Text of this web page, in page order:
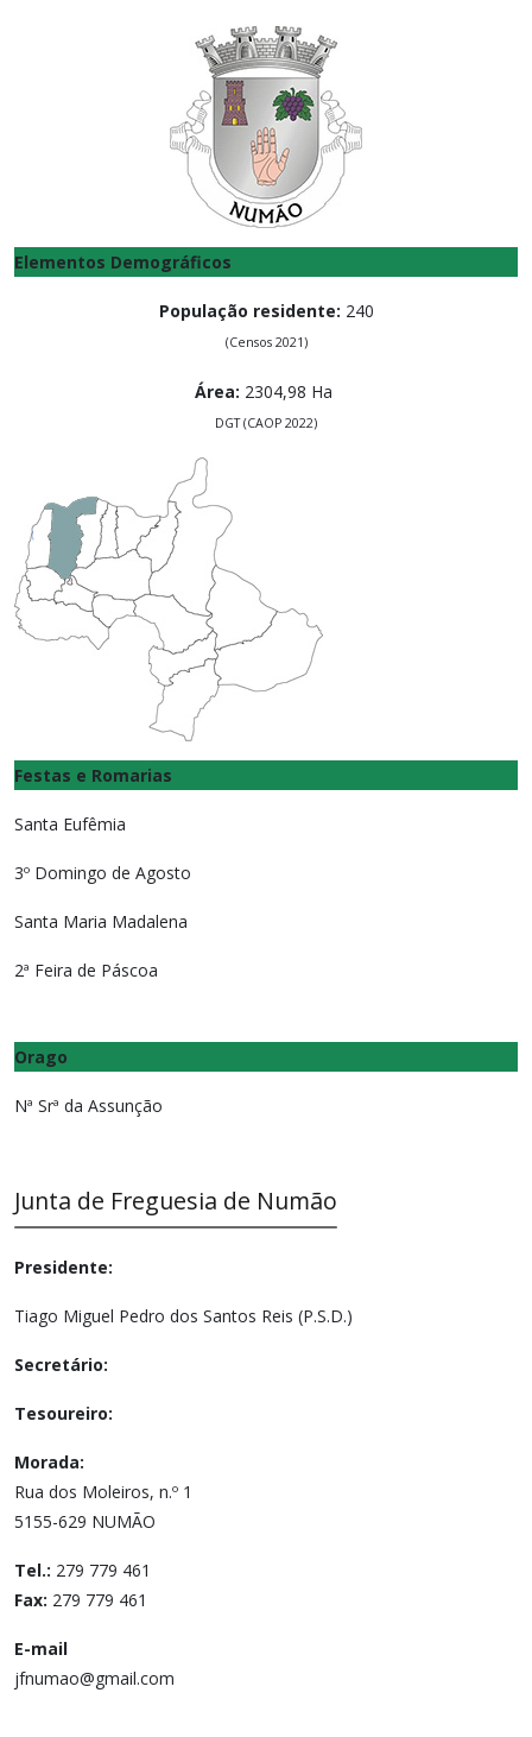
Elementos Demográficos
População residente: 240
(Censos 2021)
Área: 2304,98 Ha
DGT (CAOP 2022)
Festas e Romarias
Santa Eufêmia
3º Domingo de Agosto
Santa Maria Madalena
2ª Feira de Páscoa
Orago
Nª Srª da Assunção
Junta de Freguesia de Numão
Presidente:
Tiago Miguel Pedro dos Santos Reis (P.S.D.)
Secretário:
Tesoureiro:
Morada:
Rua dos Moleiros, n.º 1
5155-629 NUMÃO
Tel.: 279 779 461
Fax: 279 779 461
E-mail
jfnumao@gmail.com